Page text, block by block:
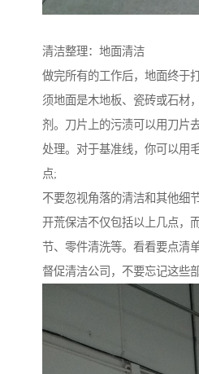
清洁整理：地面清洁
做完所有的工作后，地面终于
须地面是木地板、瓷砖或石材
剂。刀片上的污渍可以用刀片
处理。对于基准线，你可以用
点;
不要忽视角落的清洁和其他细节
开荒保洁不仅包括以上几点，
节、零件清洗等。看看要点清
督促清洁公司，不要忘记这些